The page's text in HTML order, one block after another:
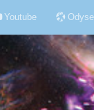
Youtube